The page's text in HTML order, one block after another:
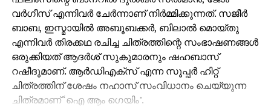
വര്‍ഗീസ് എന്നിവര്‍ ചേര്‍ന്നാണ് നിര്‍മ്മിക്കുന്നത്. സജീര്‍
ബാബ, ഇസ്മായില്‍ അബൂബക്കര്‍, ബിലാല്‍ മൊയ്തു
എന്നിവര്‍ തിരക്കഥ രചിച്ച ചിത്രത്തിന്റെ സംഭാഷണങ്ങള്‍
ഒരുക്കിയത് ആദര്‍ശ് സുകുമാരനും ഷഹബാസ്
റഷീദുമാണ്. ആര്‍ഡിഎക്‌സ് എന്ന സൂപ്പര്‍ ഹിറ്റ്
ചിത്രത്തിന് ശേഷം നഹാസ് സംവിധാനം ചെയ്യുന്ന
ചിത്രമാണ് ‘ഐ ആം ഗെയിം’.